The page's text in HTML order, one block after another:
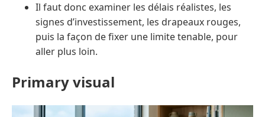
Il faut donc examiner les délais réalistes, les
signes d’investissement, les drapeaux rouges,
puis la façon de fixer une limite tenable, pour
aller plus loin.
Primary visual